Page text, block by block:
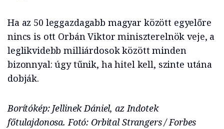
Ha az 50 leggazdagabb magyar között egyelőre
nincs is ott Orbán Viktor miniszterelnök veje, a
leglikvidebb milliárdosok között minden
bizonnyal: úgy tűnik, ha hitel kell, szinte utána
dobják.
Borítókép: Jellinek Dániel, az Indotek
főtulajdonosa. Fotó: Orbital Strangers / Forbes